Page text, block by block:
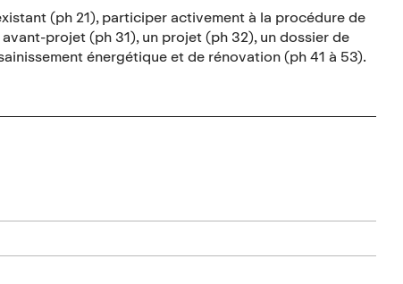
(ph 21), participer activement à la procédure de
projet (ph 31), un projet (ph 32), un dossier de
énergétique et de rénovation (ph 41 à 53).